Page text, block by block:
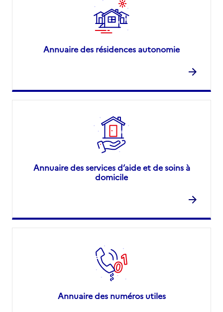
Annuaire des résidences autonomie
Annuaire des services d’aide et de soins à
domicile
Annuaire des numéros utiles